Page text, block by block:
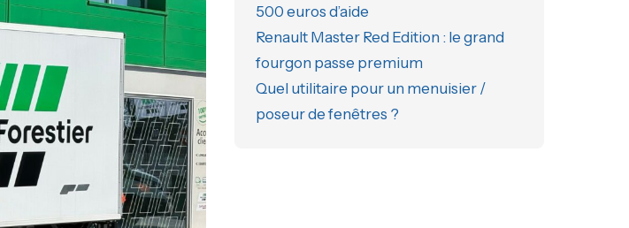
500 euros d’aide
Renault Master Red Edition : le grand
fourgon passe premium
Quel utilitaire pour un menuisier /
poseur de fenêtres ?